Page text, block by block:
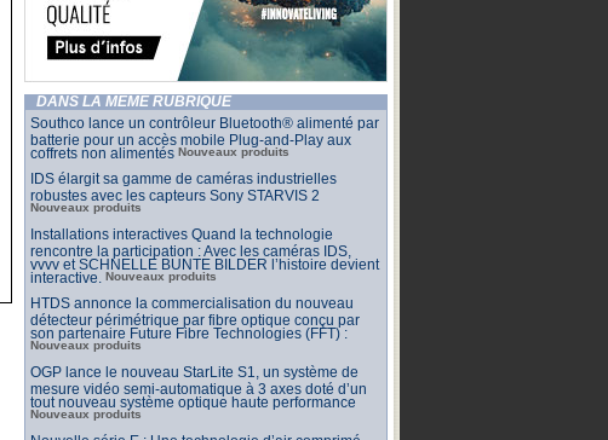
DANS LA MÊME RUBRIQUE
Southco lance un contrôleur Bluetooth® alimenté par
batterie pour un accès mobile Plug-and-Play aux
coffrets non alimentés Nouveaux produits
IDS élargit sa gamme de caméras industrielles
robustes avec les capteurs Sony STARVIS 2
Nouveaux produits
Installations interactives Quand la technologie
rencontre la participation : Avec les caméras IDS,
vvvv et SCHNELLE BUNTE BILDER l’histoire devient
interactive.
Nouveaux produits
HTDS annonce la commercialisation du nouveau
détecteur périmétrique par fibre optique conçu par
son partenaire Future Fibre Technologies (FFT) :
Nouveaux produits
OGP lance le nouveau StarLite S1, un système de
mesure vidéo semi-automatique à 3 axes doté d’un
tout nouveau système optique haute performance
Nouveaux produits